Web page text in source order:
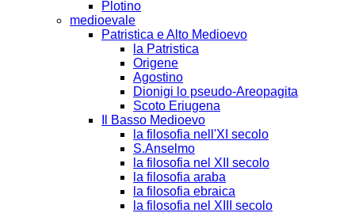
Plotino
medioevale
Patristica e Alto Medioevo
la Patristica
Origene
Agostino
Dionigi lo pseudo-Areopagita
Scoto Eriugena
Il Basso Medioevo
la filosofia nell'XI secolo
S.Anselmo
la filosofia nel XII secolo
la filosofia araba
la filosofia ebraica
la filosofia nel XIII secolo